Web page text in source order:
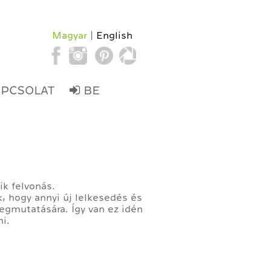
Magyar English
BE
felvonás.
hogy annyi új lelkesedés és
Így van ez idén